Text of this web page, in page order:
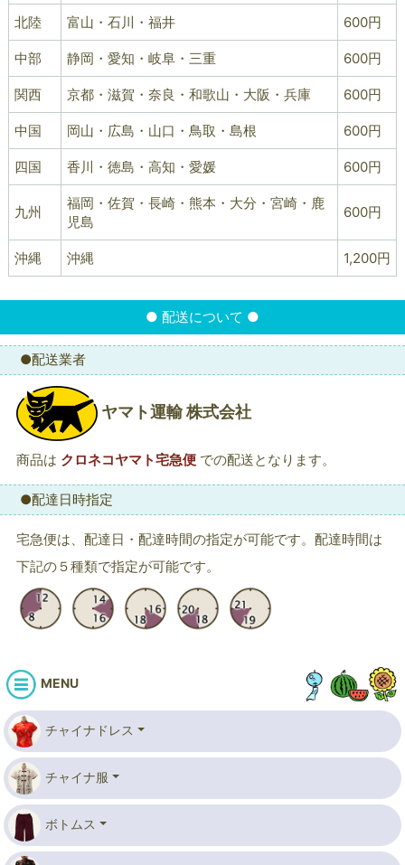
北陸 富山・石川・福井 600円
中部 静岡・愛知・岐阜・三重 600円
関西 京都・滋賀・奈良・和歌山・大阪・兵庫 600円
中国 岡山・広島・山口・鳥取・島根 600円
四国 香川・徳島・高知・愛媛 600円
九州
福岡・佐賀・長崎・熊本・大分・宮崎・鹿
児島
600円
沖縄 沖縄 1,200円
● 配送について ●
●配送業者
ヤマト運輸 株式会社
商品は クロネコヤマト宅急便での配送となります。
●配達日時指定
宅急便は、配達日・配達時間の指定が可能です。配達時間は
下記の５種類で指定が可能です。
MENU
チャイナドレス
チャイナ服
ボトムス